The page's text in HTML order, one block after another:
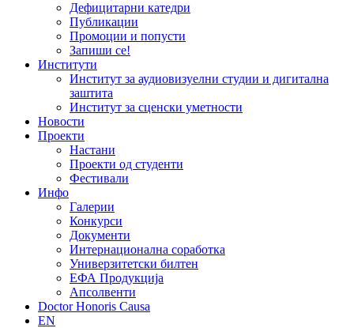
Дефицитарни катедри
Публикации
Промоции и попусти
Запиши се!
Институти
Институт за аудиовизуелни студии и дигитална
заштита
Институт за сценски уметности
Новости
Проекти
Настани
Проекти од студенти
Фестивали
Инфо
Галерии
Конкурси
Документи
Интернационална соработка
Универзитетски билтен
ЕФА Продукција
Апсолвенти
Doctor Honoris Causa
EN